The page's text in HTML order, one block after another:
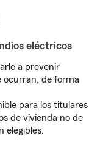
eléctricos
a prevenir
ocurran, de forma
para los titulares
de vivienda no de
elegibles.